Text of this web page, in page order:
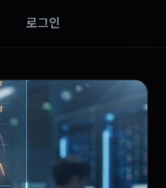
로그인